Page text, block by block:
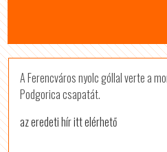
A Ferencváros nyolc góllal verte a
Podgorica csapatát.
az eredeti hír itt elérhető